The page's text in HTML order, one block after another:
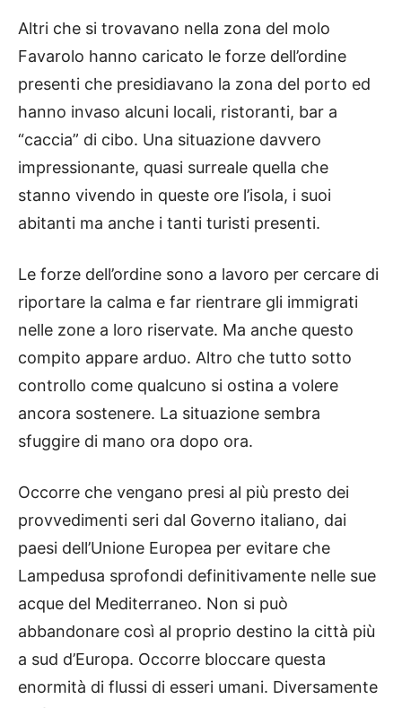
Altri che si trovavano nella zona del molo
Favarolo hanno caricato le forze dell’ordine
presenti che presidiavano la zona del porto ed
hanno invaso alcuni locali, ristoranti, bar a
“caccia” di cibo. Una situazione davvero
impressionante, quasi surreale quella che
stanno vivendo in queste ore l’isola, i suoi
abitanti ma anche i tanti turisti presenti.
Le forze dell’ordine sono a lavoro per cercare di
riportare la calma e far rientrare gli immigrati
nelle zone a loro riservate. Ma anche questo
compito appare arduo. Altro che tutto sotto
controllo come qualcuno si ostina a volere
ancora sostenere. La situazione sembra
sfuggire di mano ora dopo ora.
Occorre che vengano presi al più presto dei
provvedimenti seri dal Governo italiano, dai
paesi dell’Unione Europea per evitare che
Lampedusa sprofondi definitivamente nelle sue
acque del Mediterraneo. Non si può
abbandonare così al proprio destino la città più
a sud d’Europa. Occorre bloccare questa
enormità di flussi di esseri umani. Diversamente